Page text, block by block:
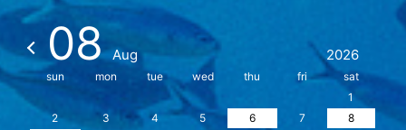
08 Aug 2026
sun mon tue wed thu fri
sat
1
2
3 4 5 6 7
8